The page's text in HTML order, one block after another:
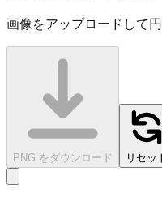
画像をアップロードして
PNG をダウンロード リセッ